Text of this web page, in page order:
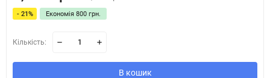
- 21% Економія 800 грн.
Кількість:
В кошик